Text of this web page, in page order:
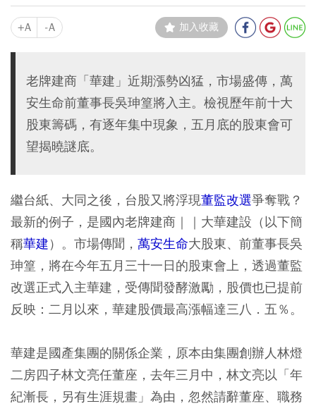
+A -A 加入收藏
老牌建商「華建」近期漲勢凶猛，市場盛傳，萬
安生命前董事長吳珅篁將入主。檢視歷年前十大
股東籌碼，有逐年集中現象，五月底的股東會可
望揭曉謎底。
繼台紙、大同之後，台股又將浮現董監改選爭奪戰？
最新的例子，是國內老牌建商｜｜大華建設（以下簡
稱華建）。市場傳聞， 萬安生命大股東、前董事長吳
珅篁，將在今年五月三十一日的股東會上，透過董監
改選正式入主華建，受傳聞發酵激勵，股價也已提前
反映：二月以來，華建股價最高漲幅達三八．五％。
華建是國產集團的關係企業，原本由集團創辦人林燈
二房四子林文亮任董座，去年三月中，林文亮以「年
紀漸長，另有生涯規畫」為由，忽然請辭董座、職務